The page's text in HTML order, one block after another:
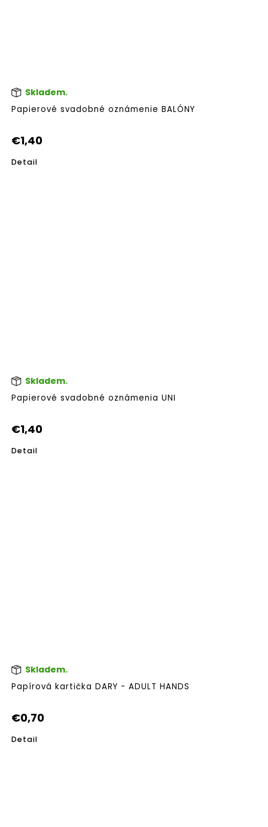
Papierové svadobné oznámenie BALÓNY
Skladem.
€1,40
Detail
Papierové svadobné oznámenia UNI
Skladem.
€1,40
Detail
Papírová kartička DARY - ADULT HANDS
Skladem.
€0,70
Detail